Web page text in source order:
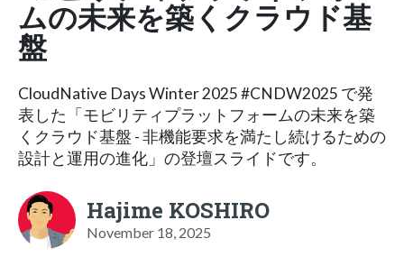
ムの未来を築くクラウド基
盤
CloudNative Days Winter 2025 #CNDW2025 で発
表した「モビリティプラットフォームの未来を築
くクラウド基盤 - 非機能要求を満たし続けるための
設計と運用の進化」の登壇スライドです。
Hajime KOSHIRO
November 18, 2025